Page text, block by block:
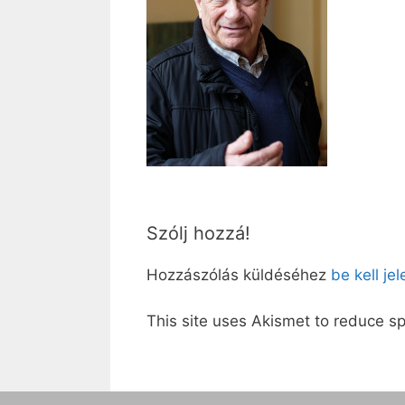
Szólj hozzá!
Hozzászólás küldéséhez be kell
This site uses Akismet to reduce